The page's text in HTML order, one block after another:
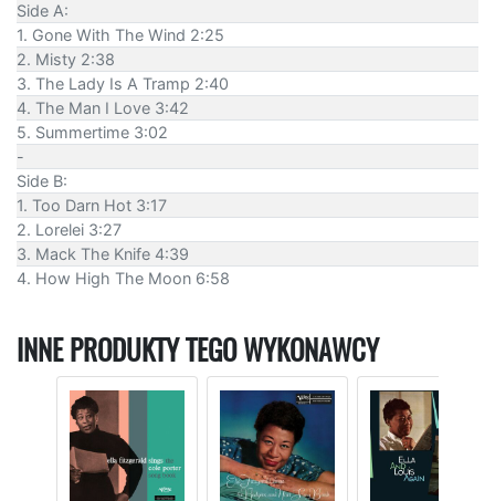
Side A:
1. Gone With The Wind 2:25
2. Misty 2:38
3. The Lady Is A Tramp 2:40
4. The Man I Love 3:42
5. Summertime 3:02
-
Side B:
1. Too Darn Hot 3:17
2. Lorelei 3:27
3. Mack The Knife 4:39
4. How High The Moon 6:58
INNE PRODUKTY TEGO WYKONAWCY